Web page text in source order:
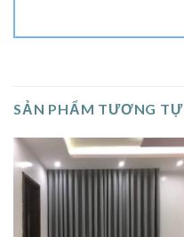
SẢN PHẨM TƯƠNG TỰ